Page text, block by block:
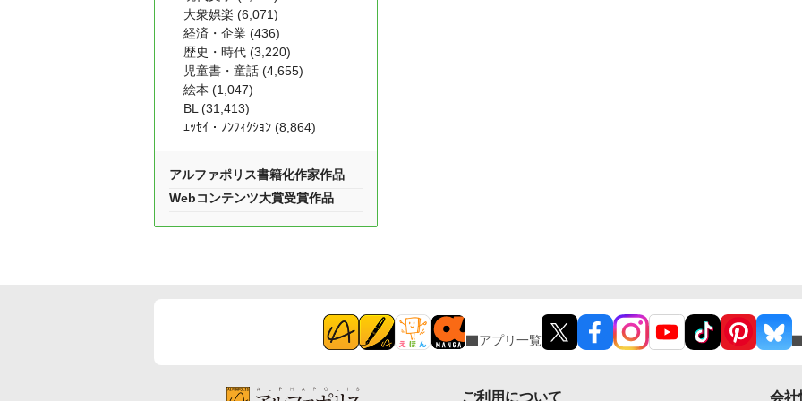
大衆娯楽 (6,071)
経済・企業 (436)
歴史・時代 (3,220)
児童書・童話 (4,655)
絵本 (1,047)
BL (31,413)
ｴｯｾｲ・ﾉﾝﾌｨｸｼｮﾝ (8,864)
アルファポリス書籍化作家作品
Webコンテンツ大賞受賞作品
アプリ一覧
ご利用について 会社